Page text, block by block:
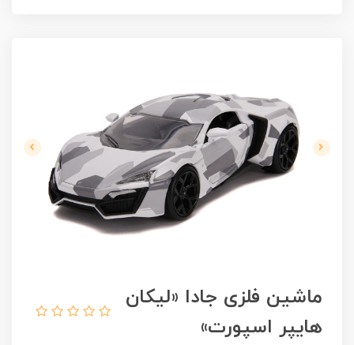
ماشین فلزی جادا «لیکان
هایپر اسپورت»